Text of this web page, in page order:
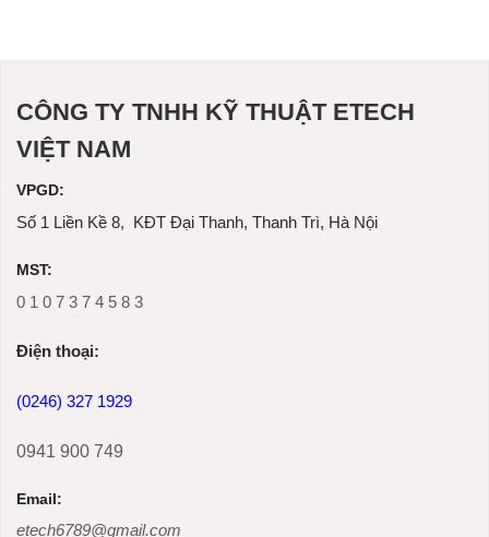
CÔNG TY TNHH KỸ THUẬT ETECH
VIỆT NAM
VPGD:
Số 1 Liền Kề 8, KĐT Đại Thanh, Thanh Trì, Hà Nội
MST:
0 1 0 7 3 7 4 5 8 3
Ðiện thoại:
(0246) 327 1929
0941 900 749
Email:
etech6789@gmail.com